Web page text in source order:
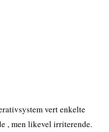
vert enkelte
, men likevel irriterende.